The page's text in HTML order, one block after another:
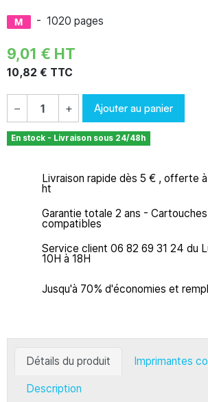
- 1020 pages
9,01 € HT
10,82 € TTC
− + Ajouter au panier
En stock - Livraison sous 24/48h
Livraison rapide dès 5 € , offerte
ht
Garantie totale 2 ans -
compatibles
Service client 06 82 69 31 24 du
10H à 18H
Jusqu'à 70% d'économies et
Détails du produit Imprimantes
Description